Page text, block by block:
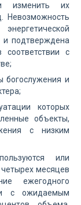
изменить их
Невозможность
и подтверждена
соответствии с
богослужения и
которых
объекты,
с низким
или
месяцев
ежегодного
и с ожидаемым